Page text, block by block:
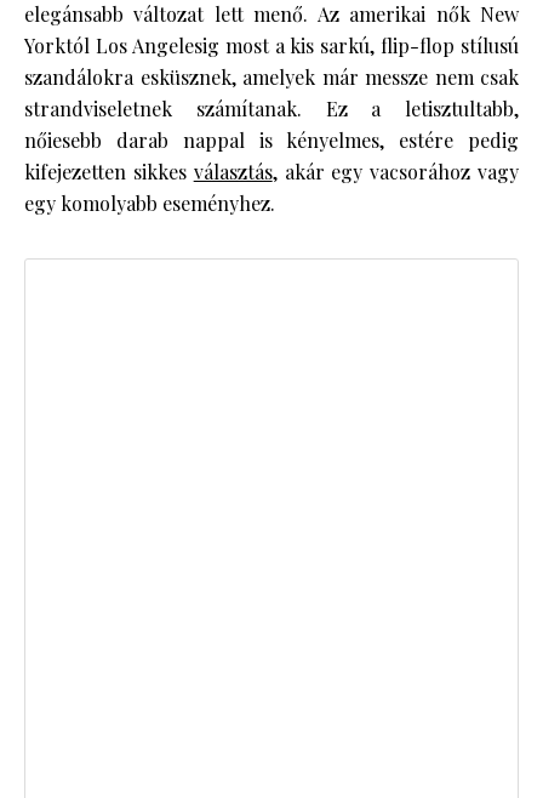
elegánsabb változat lett menő. Az amerikai nők New
Yorktól Los Angelesig most a kis sarkú, flip-flop stílusú
szandálokra esküsznek, amelyek már messze nem csak
strandviseletnek számítanak. Ez a letisztultabb,
nőiesebb darab nappal is kényelmes, estére pedig
kifejezetten sikkes választás, akár egy vacsorához vagy
egy komolyabb eseményhez.